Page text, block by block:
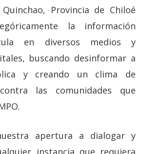
Provincia de Chiloé
la información
en diversos medios y
buscando desinformar a
y creando un clima de
las comunidades que
apertura a dialogar y
instancia que requiera